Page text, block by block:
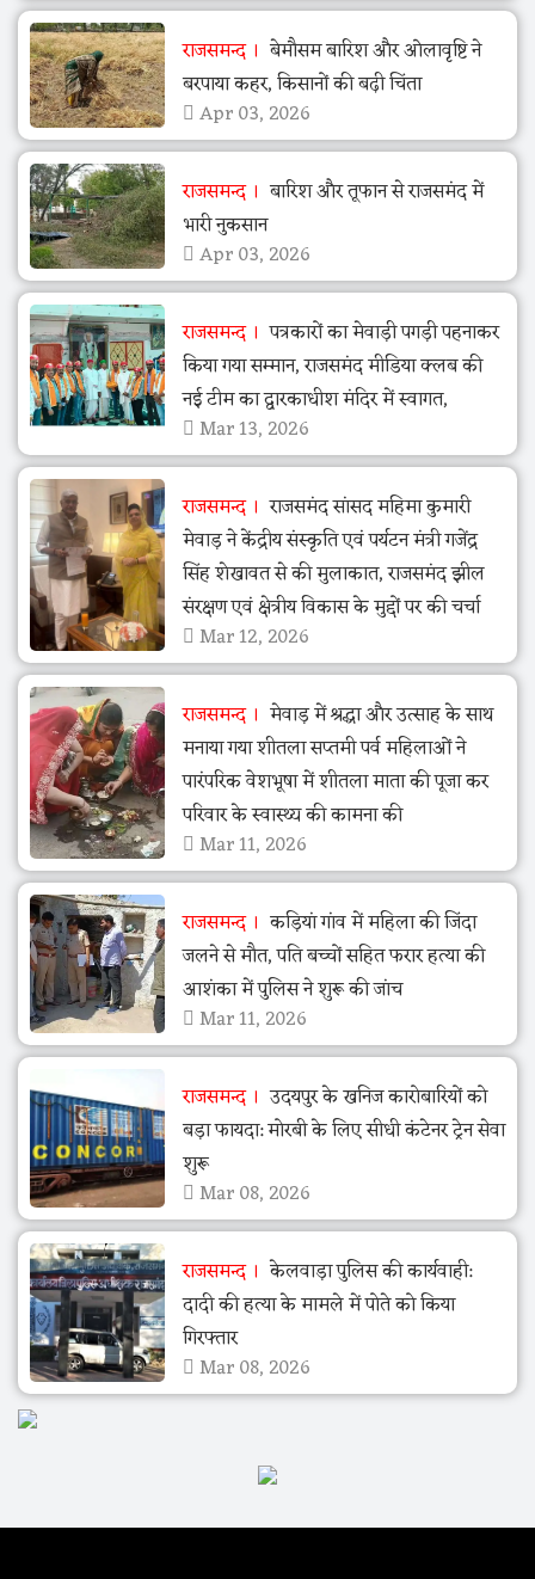
राजसमन्द
बेमौसम बारिश और ओलावृष्टि ने
बरपाया कहर, किसानों की बढ़ी चिंता
Apr 03, 2026
राजसमन्द
बारिश और तूफान से राजसमंद में
भारी नुकसान
Apr 03, 2026
राजसमन्द
पत्रकारों का मेवाड़ी पगड़ी पहनाकर
किया गया सम्मान, राजसमंद मीडिया क्लब की
नई टीम का द्वारकाधीश मंदिर में स्वागत,
Mar 13, 2026
राजसमन्द
राजसमंद सांसद महिमा कुमारी
मेवाड़ ने केंद्रीय संस्कृति एवं पर्यटन मंत्री गजेंद्र
सिंह शेखावत से की मुलाकात, राजसमंद झील
संरक्षण एवं क्षेत्रीय विकास के मुद्दों पर की चर्चा
Mar 12, 2026
राजसमन्द
मेवाड़ में श्रद्धा और उत्साह के साथ
मनाया गया शीतला सप्तमी पर्व महिलाओं ने
पारंपरिक वेशभूषा में शीतला माता की पूजा कर
परिवार के स्वास्थ्य की कामना की
Mar 11, 2026
राजसमन्द
कड़ियां गांव में महिला की जिंदा
जलने से मौत, पति बच्चों सहित फरार हत्या की
आशंका में पुलिस ने शुरू की जांच
Mar 11, 2026
राजसमन्द
उदयपुर के खनिज कारोबारियों को
बड़ा फायदा: मोरबी के लिए सीधी कंटेनर ट्रेन सेवा
शुरू
Mar 08, 2026
राजसमन्द
केलवाड़ा पुलिस की कार्यवाही:
दादी की हत्या के मामले में पोते को किया
गिरफ्तार
Mar 08, 2026